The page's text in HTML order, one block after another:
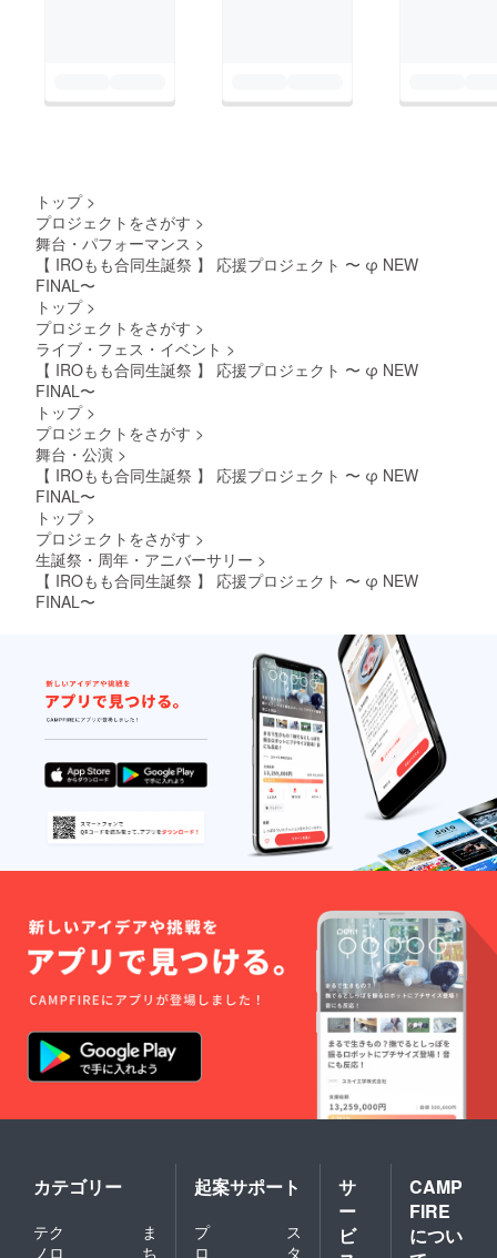
トップ >
プロジェクトをさがす >
舞台・パフォーマンス >
【 IROもも合同生誕祭 】 応援プロジェクト 〜 φ NEW
FINAL〜
トップ >
プロジェクトをさがす >
ライブ・フェス・イベント >
【 IROもも合同生誕祭 】 応援プロジェクト 〜 φ NEW
FINAL〜
トップ >
プロジェクトをさがす >
舞台・公演 >
【 IROもも合同生誕祭 】 応援プロジェクト 〜 φ NEW
FINAL〜
トップ >
プロジェクトをさがす >
生誕祭・周年・アニバーサリー >
【 IROもも合同生誕祭 】 応援プロジェクト 〜 φ NEW
FINAL〜
カテゴリー
テク
ノロ
ま
ち
起案サポート
プ
ロ
ス
タ
サ
ー
ビ
CAMP
FIRE
につい